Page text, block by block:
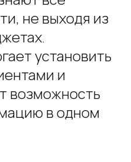
не выходя из
установить
и
возможность
в одном